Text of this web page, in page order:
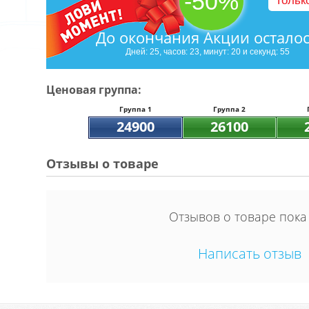
До окончания Акции
Дней: 25, часов: 23, минут: 20 и секунд: 54
Ценовая группа:
Группа 1 Группа 2
24900 26100
Отзывы о товаре
Отзывов о товаре
Написать отзыв